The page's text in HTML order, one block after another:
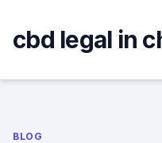
content
cbd legal in
BLOG